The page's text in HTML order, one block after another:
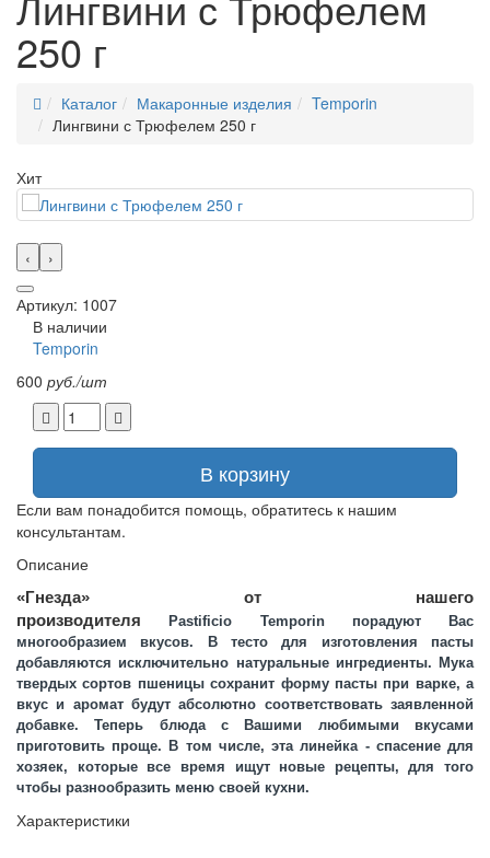
250 г
Каталог Макаронные изделия
Temporin
Лингвини с Трюфелем 250 г
Хит
‹ ›
Артикул: 1007
В наличии
Temporin
600 руб./шт
В корзину
Если вам понадобится помощь, обратитесь к нашим
консультантам.
Описание
«Гнезда» от нашего
производителяPastificio Temporin
порадуют Вас
многообразием вкусов. В тесто для изготовления пасты
добавляются исключительно натуральные ингредиенты. Мука
твердых сортов пшеницы сохранит форму пасты при варке, а
вкус и аромат будут абсолютно соответствовать заявленной
добавке. Теперь блюда с Вашими любимыми вкусами
приготовить проще. В том числе, эта линейка - спасение для
хозяек, которые все время ищут новые рецепты, для того
чтобы разнообразить меню своей кухни.
Характеристики